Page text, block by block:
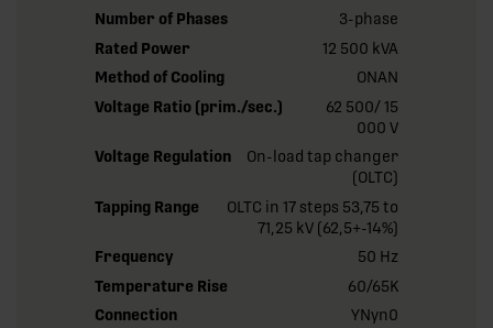
Number of Phases
3-phase
Rated Power
12 500 kVA
Method of Cooling
ONAN
Voltage Ratio (prim./sec.)
62 500/ 15
000 V
Voltage Regulation
On-load tap changer
(OLTC)
Tapping Range
OLTC in 17 steps 53,75 to
71,25 kV (62,5+-14%)
Frequency
50 Hz
Temperature Rise
60/65K
Connection
YNyn0